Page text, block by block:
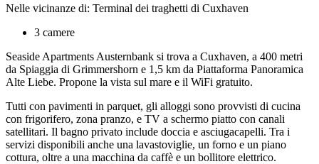
Nelle vicinanze di: Terminal dei traghetti di Cuxhaven
3 camere
Seaside Apartments Austernbank si trova a Cuxhaven, a 400 metri
da Spiaggia di Grimmershorn e 1,5 km da Piattaforma Panoramica
Alte Liebe. Propone la vista sul mare e il WiFi gratuito.
Tutti con pavimenti in parquet, gli alloggi sono provvisti di cucina
con frigorifero, zona pranzo, e TV a schermo piatto con canali
satellitari. Il bagno privato include doccia e asciugacapelli. Tra i
servizi disponibili anche una lavastoviglie, un forno e un piano
cottura, oltre a una macchina da caffè e un bollitore elettrico.